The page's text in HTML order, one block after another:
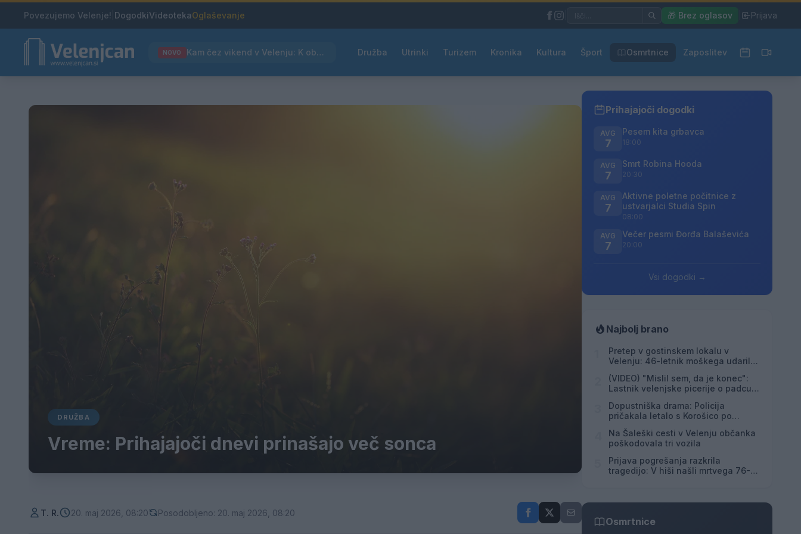
Povezujemo Velenje! DogodkiVideotekaOglaševanje 🎁 Brez oglasov Prijava
NOVO Kam čez vikend v Velenju: K obisku vabi Poletni bolšji sejem Družba Utrinki Turizem Kronika Kultura Šport Osmrtnice Zaposlitev
DRUŽBA
Vreme: Prihajajoči dnevi prinašajo več sonca
T. R. 20. maj 2026, 08:20 Posodobljeno: 20. maj 2026, 08:20
Prihajajoči dogodki
AVG
7
Pesem kita grbavca
18:00
AVG
7
Smrt Robina Hooda
20:30
AVG
7
Aktivne poletne počitnice z
ustvarjalci Studia Spin
08:00
AVG
7
Večer pesmi Đorđa Balaševića
20:00
Vsi dogodki →
Najbolj brano
Pretep v gostinskem lokalu v
Velenju: 46-letnik moškega udaril s
(VIDEO) "Mislil sem, da je konec":
Lastnik velenjske picerije o padcu s
Dopustniška drama: Policija
pričakala letalo s Korošico po
Na Šaleški cesti v Velenju občanka
poškodovala tri vozila
Prijava pogrešanja razkrila
tragedijo: V hiši našli mrtvega 76-
Osmrtnice